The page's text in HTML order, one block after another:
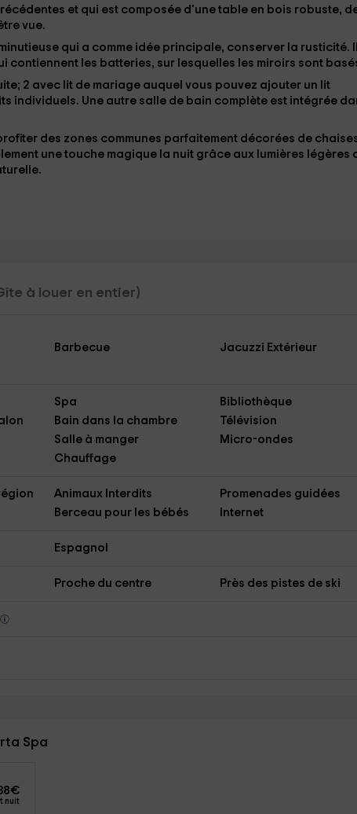
et qui est composée d'une table en bois robuste,
vue.
qui a comme idée principale, conserver la rusticité.
contiennent les batteries, sur lesquelles les miroirs sont
2 avec lit de mariage auquel vous pouvez ajouter un lit
individuels. Une autre salle de bain complète est intégrée
des zones communes parfaitement décorées de
une touche magique la nuit grâce aux lumières légères
à louer en entier)
Barbecue
Jacuzzi Extérieur
Spa
Bibliothèque
Bain dans la chambre
Télévision
Salle à manger
Micro-ondes
Chauffage
Animaux Interdits
Promenades guidées
Berceau pour les bébés Internet
Espagnol
Proche du centre Près des pistes de ski
Spa
€
nuit